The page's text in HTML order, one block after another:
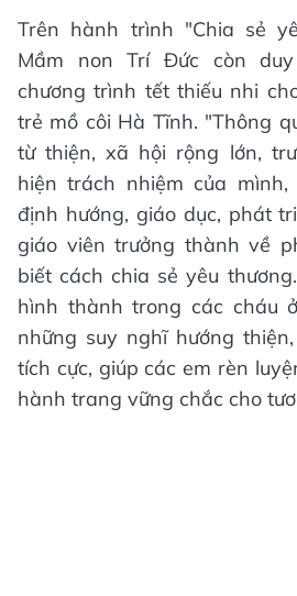
Trên hành trình "Chia sẻ
Mầm non Trí Đức còn
chương trình tết thiếu nhi
trẻ mồ côi Hà Tĩnh. "Thông
từ thiện, xã hội rộng lớn,
hiện trách nhiệm của
định hướng, giáo dục, phát
giáo viên trưởng thành về
biết cách chia sẻ yêu
hình thành trong các cháu
những suy nghĩ hướng
tích cực, giúp các em rèn
hành trang vững chắc cho